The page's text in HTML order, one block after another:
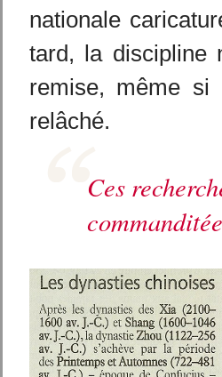
nationale
tard, la discipline
remise, même si
relâché.
Ces